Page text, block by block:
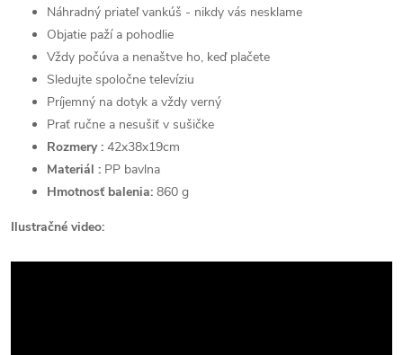
Náhradný priateľ vankúš - nikdy vás nesklame
Objatie paží a pohodlie
Vždy počúva a nenaštve ho, keď plačete
Sledujte spoločne televíziu
Príjemný na dotyk a vždy verný
Prať ručne a nesušiť v sušičke
Rozmery : 42x38x19cm
Materiál : PP bavlna
Hmotnosť balenia: 860 g
Ilustračné video: